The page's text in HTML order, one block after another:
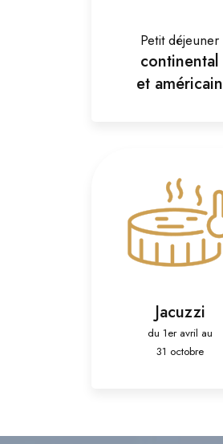
Petit déjeuner
continental
et américain
Jacuzzi
du 1er avril au
31 octobre